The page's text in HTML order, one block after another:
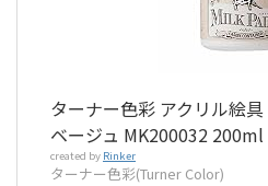
ターナー色彩 アクリル絵
ベージュ MK200032 200ml
created by Rinker
ターナー色彩(Turner Color)